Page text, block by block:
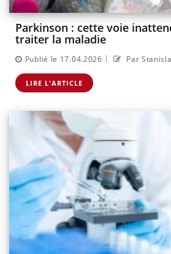
Parkinson : cette voie
traiter la maladie
Publié le 17.04.2026 | Par
LIRE L'ARTICLE